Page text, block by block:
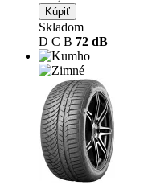
Kúpiť
Skladom
D C B 72 dB